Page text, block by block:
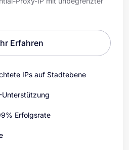
Erfahren
IPs auf Stadtebene
Unterstützung
Erfolgsrate